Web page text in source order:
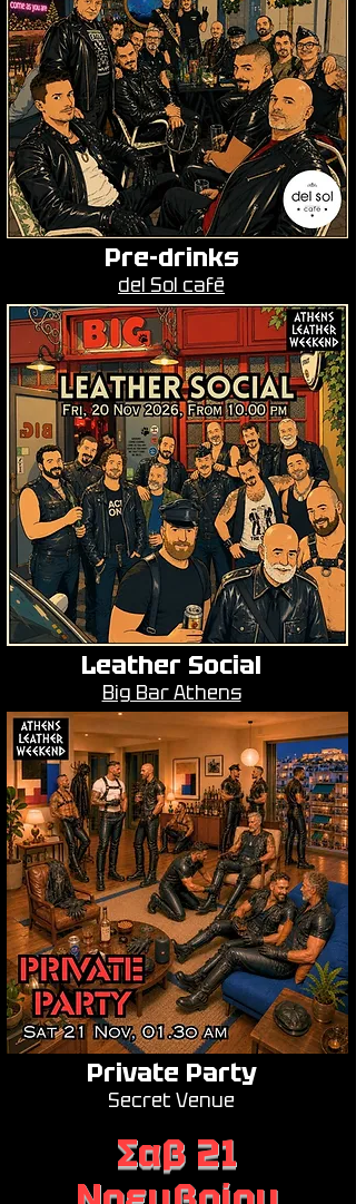
Pre-drinks
del Sol café
Leather Social
Big Bar Athens
Private Party
Secret Venue
Σαβ 21